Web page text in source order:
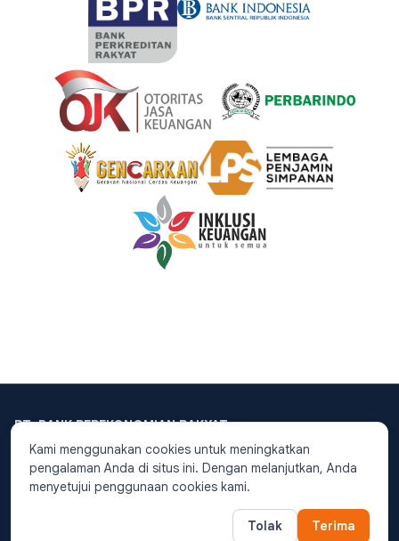
Kami menggunakan cookies untuk meningkatkan
pengalaman Anda di situs ini. Dengan melanjutkan, Anda
menyetujui penggunaan cookies kami.
Tolak Terima
PT. BANK PEREKONOMIAN RAKYAT
PUTERA DANA
telah terdaftar secara resmi dengan
Nomer Induk Berusaha (NIB) :
0220204672845.
PT. BPR Putera Dana Berizin
dan diawasi oleh
Jasa Keuangan
penjaminan
LPS